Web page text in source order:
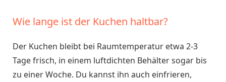
Wie lange ist der Kuchen haltbar?
Der Kuchen bleibt bei Raumtemperatur etwa 2-3
Tage frisch, in einem luftdichten Behälter sogar bis
zu einer Woche. Du kannst ihn auch einfrieren,